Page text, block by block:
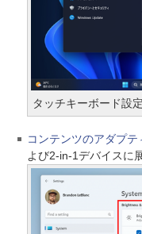
タッチキーボード設
コンテンツのアダプテ
よび2-in-1デバイスに